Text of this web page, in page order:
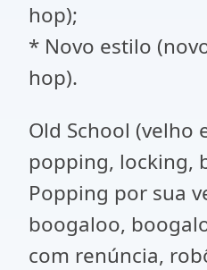
hop);
* Novo estilo
hop).
Old School (velho
popping, locking,
Popping por sua
boogaloo,
com renúncia,